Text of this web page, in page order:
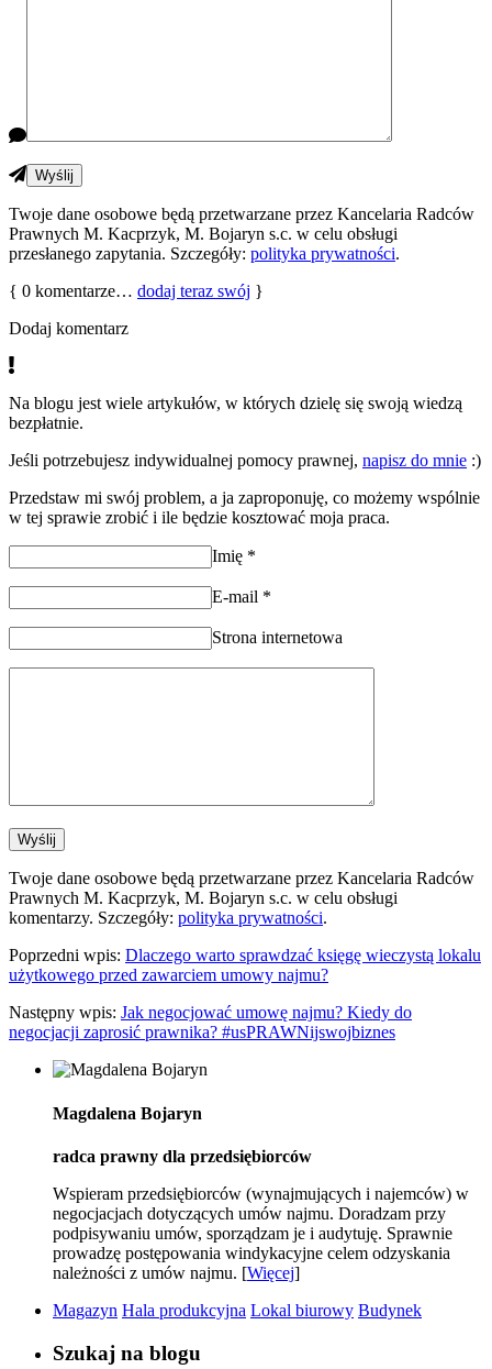
Twoje dane osobowe będą przetwarzane przez Kancelaria Radców
Prawnych M. Kacprzyk, M. Bojaryn s.c. w celu obsługi
przesłanego zapytania. Szczegóły: polityka prywatności.
{ 0 komentarze… dodaj teraz swój }
Dodaj komentarz
Na blogu jest wiele artykułów, w których dzielę się swoją wiedzą
bezpłatnie.
Jeśli potrzebujesz indywidualnej pomocy prawnej, napisz do mnie :)
Przedstaw mi swój problem, a ja zaproponuję, co możemy wspólnie
w tej sprawie zrobić i ile będzie kosztować moja praca.
Imię *
E-mail *
Strona internetowa
Twoje dane osobowe będą przetwarzane przez Kancelaria Radców
Prawnych M. Kacprzyk, M. Bojaryn s.c. w celu obsługi
komentarzy. Szczegóły: polityka prywatności.
Poprzedni wpis: Dlaczego warto sprawdzać księgę wieczystą lokalu
użytkowego przed zawarciem umowy najmu?
Następny wpis: Jak negocjować umowę najmu? Kiedy do
negocjacji zaprosić prawnika? #usPRAWNijswojbiznes
Magdalena Bojaryn
radca prawny dla przedsiębiorców
Wspieram przedsiębiorców (wynajmujących i najemców) w
negocjacjach dotyczących umów najmu. Doradzam przy
podpisywaniu umów, sporządzam je i audytuję. Sprawnie
prowadzę postępowania windykacyjne celem odzyskania
należności z umów najmu. [Więcej]
Magazyn Hala produkcyjna Lokal biurowy Budynek
Szukaj na blogu